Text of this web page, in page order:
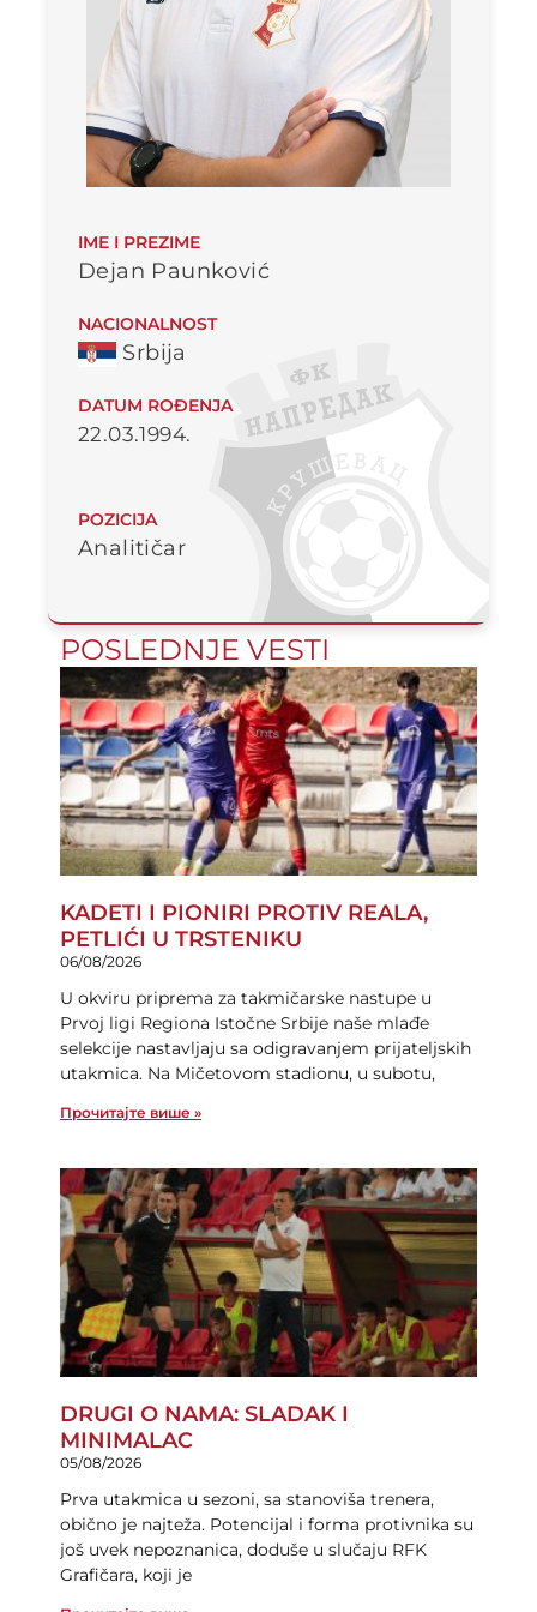
IME I PREZIME
Dejan Paunković
NACIONALNOST
Srbija
DATUM ROĐENJA
22.03.1994.
POZICIJA
Analitičar
POSLEDNJE VESTI
KADETI I PIONIRI PROTIV REALA,
PETLIĆI U TRSTENIKU
06/08/2026
U okviru priprema za takmičarske nastupe u
Prvoj ligi Regiona Istočne Srbije naše mlađe
selekcije nastavljaju sa odigravanjem prijateljskih
utakmica. Na Mičetovom stadionu, u subotu,
Прочитајте више »
DRUGI O NAMA: SLADAK I
MINIMALAC
05/08/2026
Prva utakmica u sezoni, sa stanoviša trenera,
obično je najteža. Potencijal i forma protivnika su
još uvek nepoznanica, doduše u slučaju RFK
Grafičara, koji je